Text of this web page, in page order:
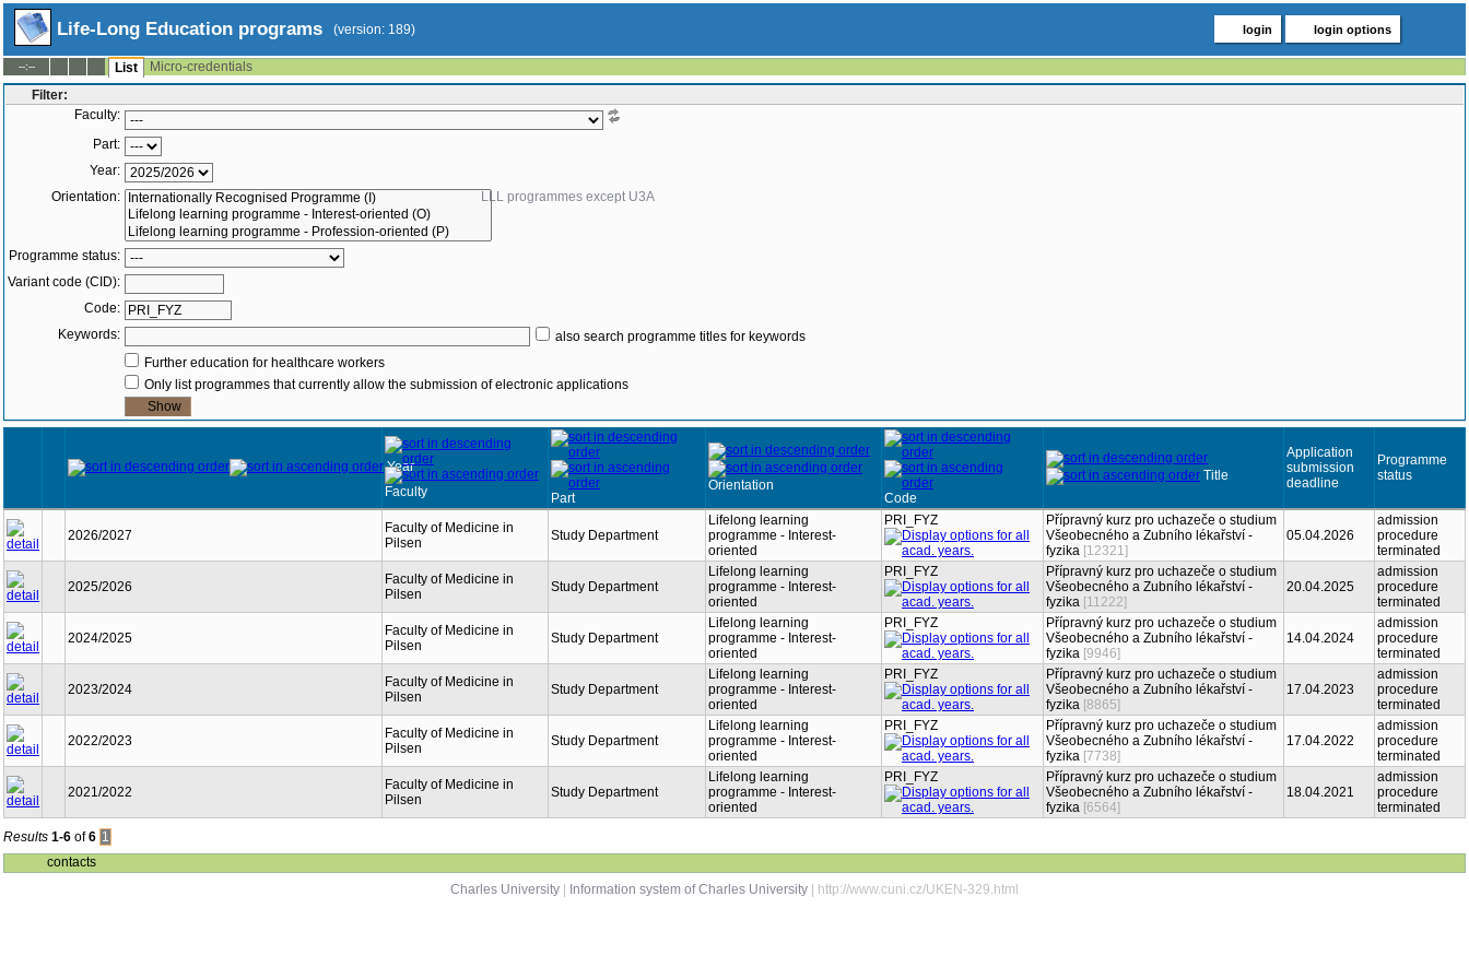
Life-Long Education programs (version: 189) login login options
--:-- List
Micro-credentials
Filter:
Faculty:
Part:
Year:
Orientation:
LLL programmes except U3A
Programme status:
Variant code (CID):
Code:
Keywords:
also search programme titles for keywords
Further education for healthcare workers
Only list programmes that currently allow the submission of electronic applications
Year
Faculty
Part
Orientation
Code
Title
Application
submission
deadline
Programme
status
2026/2027
Faculty of Medicine in
Pilsen
Study Department
Lifelong learning
programme - Interest-
oriented
PRI_FYZ
Přípravný kurz pro uchazeče o studium
Všeobecného a Zubního lékařství -
fyzika [12321]
05.04.2026
admission
procedure
terminated
2025/2026
Faculty of Medicine in
Pilsen
Study Department
Lifelong learning
programme - Interest-
oriented
PRI_FYZ
Přípravný kurz pro uchazeče o studium
Všeobecného a Zubního lékařství -
fyzika [11222]
20.04.2025
admission
procedure
terminated
2024/2025
Faculty of Medicine in
Pilsen
Study Department
Lifelong learning
programme - Interest-
oriented
PRI_FYZ
Přípravný kurz pro uchazeče o studium
Všeobecného a Zubního lékařství -
fyzika [9946]
14.04.2024
admission
procedure
terminated
2023/2024
Faculty of Medicine in
Pilsen
Study Department
Lifelong learning
programme - Interest-
oriented
PRI_FYZ
Přípravný kurz pro uchazeče o studium
Všeobecného a Zubního lékařství -
fyzika [8865]
17.04.2023
admission
procedure
terminated
2022/2023
Faculty of Medicine in
Pilsen
Study Department
Lifelong learning
programme - Interest-
oriented
PRI_FYZ
Přípravný kurz pro uchazeče o studium
Všeobecného a Zubního lékařství -
fyzika [7738]
17.04.2022
admission
procedure
terminated
2021/2022
Faculty of Medicine in
Pilsen
Study Department
Lifelong learning
programme - Interest-
oriented
PRI_FYZ
Přípravný kurz pro uchazeče o studium
Všeobecného a Zubního lékařství -
fyzika [6564]
18.04.2021
admission
procedure
terminated
Results 1-6 of6 1
contacts
Charles University
Information system of Charles University | http://www.cuni.cz/UKEN-329.html